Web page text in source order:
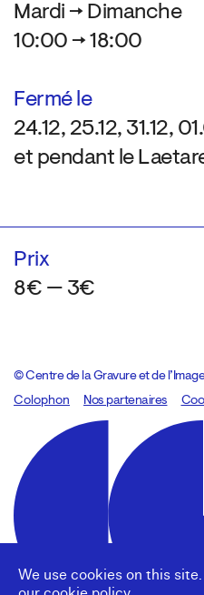
We use cookies on this
Mardi → Dimanche
10:00 → 18:00
Fermé le
24.12, 25.12, 31.12,
et pendant le
Prix
8€ — 3€
© Centre de la Gravure et de
Colophon
Design:Marcel Kaczmarek, code:
Nos partenaires